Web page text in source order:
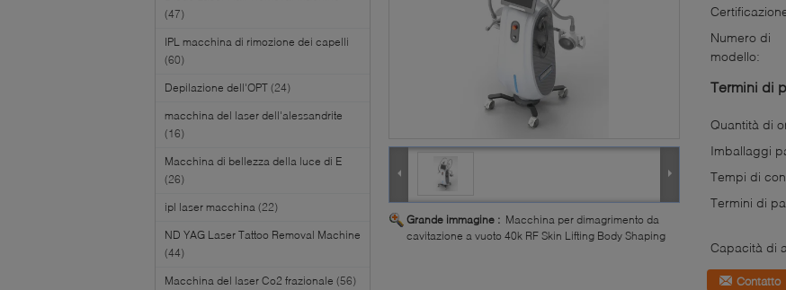
(47)
IPL macchina di rimozione dei capelli
(60)
Depilazione dell'OPT (24)
macchina del laser dell'alessandrite
(16)
Macchina di bellezza della luce di E
(26)
ipl laser macchina (22)
ND YAG Laser Tattoo Removal Machine
(44)
Macchina del laser Co2 frazionale (56)
Grande immagine : Macchina per dimagrimento da
cavitazione a vuoto 40k RF Skin Lifting Body Shaping
Numero di
modello:
Termini di
Quantità di
Imballaggi
Tempi di
Termini di
Capacità di
Contatto